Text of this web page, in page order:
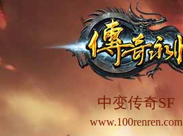
中变传奇SF
www.100renren.com